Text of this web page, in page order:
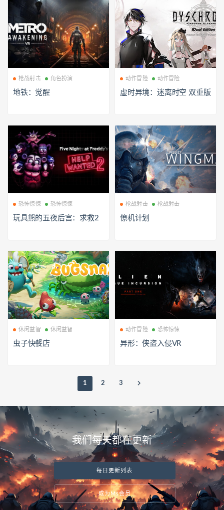
枪战射击 角色扮演
地铁：觉醒
动作冒险 动作冒险
虚时异境：迷离时空 双重版
恐怖惊悚 恐怖惊悚
玩具熊的五夜后宫：求救2
枪战射击 枪战射击
僚机计划
休闲益智 休闲益智
虫子快餐店
动作冒险 恐怖惊悚
异形：侠盗入侵VR
1 2 3
我们每天都在更新
每日更新列表
成为Ms会员